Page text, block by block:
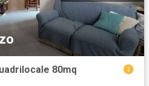
80mq